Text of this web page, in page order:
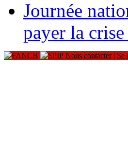
Journée
payer la
Nous contacter| Se